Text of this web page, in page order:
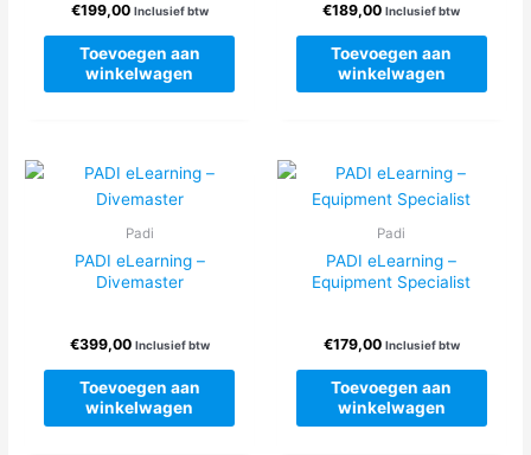
€199,00 Inclusief btw
Toevoegen aan
winkelwagen
€189,00 Inclusief btw
Toevoegen aan
winkelwagen
Padi
PADI eLearning –
Divemaster
€399,00 Inclusief btw
Toevoegen aan
winkelwagen
Padi
PADI eLearning –
Equipment Specialist
€179,00 Inclusief btw
Toevoegen aan
winkelwagen